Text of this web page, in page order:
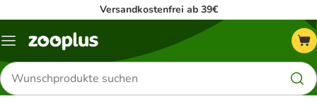
Versandkostenfrei ab 39€
Menü
Produkte
suchen